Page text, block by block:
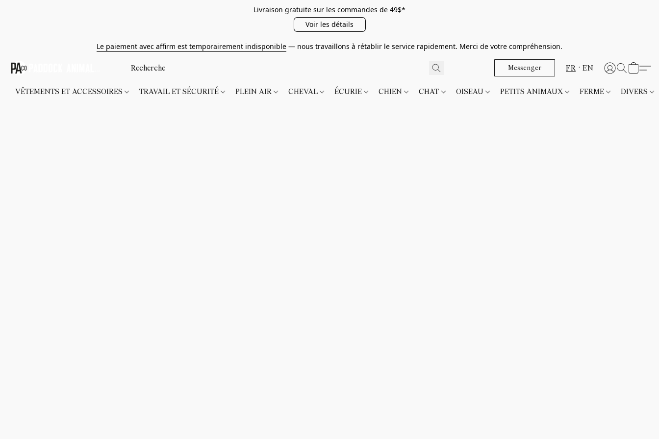
Livraison gratuite sur les commandes de 49$*
Voir les détails
Le paiement avec affirm est temporairement indisponible — nous travaillons à rétablir le service rapidement. Merci de votre compréhension.
Messenger FR EN
VÊTEMENTS ET ACCESSOIRES TRAVAIL ET SÉCURITÉ PLEIN AIR CHEVAL ÉCURIE CHIEN CHAT OISEAU PETITS ANIMAUX FERME DIVERS